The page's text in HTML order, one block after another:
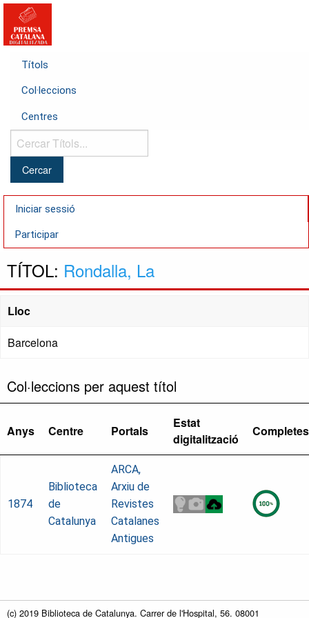
Títols
Col·leccions
Centres
Cercar
Títols...
Iniciar sessió
Participar
TÍTOL: Rondalla, La
Lloc
Barcelona
Col·leccions per aquest títol
Anys Centre Portals
Estat
digitalització
1874
Biblioteca
de
Catalunya
ARCA,
Arxiu de
Revistes
Catalanes
Antigues
(c) 2019 Biblioteca de Catalunya. Carrer de l'Hospital, 56. 08001